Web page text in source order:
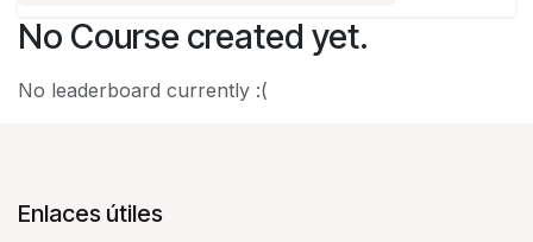
No leaderboard currently :(
No Course created yet.
Enlaces útiles